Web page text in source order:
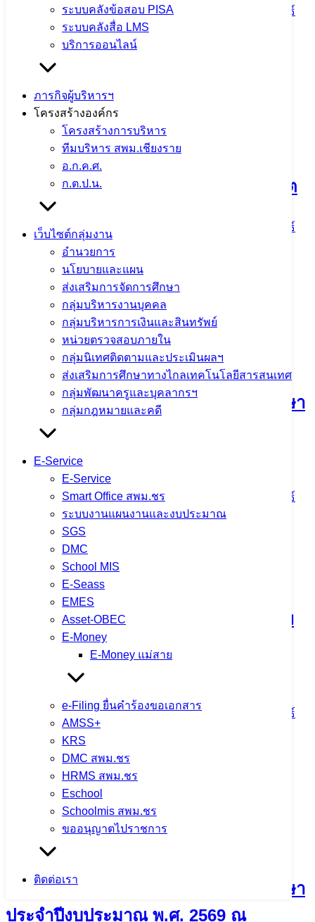
ระบบคลังข้อสอบ PISA
ระบบคลังสื่อ LMS
บริการออนไลน์
ภารกิจผู้บริหารฯ
โครงสร้างองค์กร
โครงสร้างการบริหาร
ทีมบริหาร สพม.เชียงราย
อ.ก.ค.ศ.
ก.ต.ป.น.
เว็บไซต์กลุ่มงาน
อำนวยการ
นโยบายและแผน
ส่งเสริมการจัดการศึกษา
กลุ่มบริหารงานบุคคล
กลุ่มบริหารการเงินและสินทรัพย์
หน่วยตรวจสอบภายใน
กลุ่มนิเทศติดตามและประเมินผลฯ
ส่งเสริมการศึกษาทางไกลเทคโนโลยีสารสนเทศ
กลุ่มพัฒนาครูและบุคลากรฯ
กลุ่มกฎหมายและคดี
E-Service
E-Service
Smart Office สพม.ชร
ระบบงานแผนงานและงบประมาณ
SGS
DMC
School MIS
E-Seass
EMES
Asset-OBEC
E-Money
E-Money แม่สาย
e-Filing ยื่นคำร้องขอเอกสาร
AMSS+
KRS
DMC สพม.ชร
HRMS สพม.ชร
Eschool
Schoolmis สพม.ชร
ขออนุญาตไปราชการ
ติดต่อเรา
5 สิงหาคม 20265 สิงหาคม 2026
ข่าวประชาสัมพันธ์
สพม.เชียงราย
สพม.เชียงราย ร่วมเป็นวิทยากรแนะแนว
การศึกษา ในกิจกรรม CRRU Road
Show 2026 เปิดโลกการเรียนรู้ สู่อนาคต
5 สิงหาคม 2026
ข่าวประชาสัมพันธ์
สพม.เชียงราย
จำนวนผู้ชม: 15
กิจกรรมแลกเปลี่ยนเรียนรู้วิธีปฏิบัติที่ดี
(Best Practice) และการขับเคลื่อนหลัก
ปรัชญาของเศรษฐกิจพอเพียงสู่สถานศึกษา
ประจำปีงบประมาณ พ.ศ. 2569 ณ โรง
เรียนแม่ต๋ำตาดควันวิทยาคม
4 สิงหาคม 20264 สิงหาคม 2026
ข่าวประชาสัมพันธ์
สพม.เชียงราย
จำนวนผู้ชม: 15
ตรวจสุขภาพประจำปี 2569 ใส่ใจสุขภาพ
บุคลากร เสริมสร้างคุณภาพชีวิตและ
ประสิทธิภาพการทำงาน
4 สิงหาคม 20264 สิงหาคม 2026
ข่าวประชาสัมพันธ์
สพม.เชียงราย
จำนวนผู้ชม: 14
กิจกรรมแลกเปลี่ยนเรียนรู้วิธีปฏิบัติที่ดี
(Best Practice) และการขับเคลื่อนหลัก
ปรัชญาของเศรษฐกิจพอเพียงสู่สถานศึกษา
ประจำปีงบประมาณ พ.ศ. 2569 ณ